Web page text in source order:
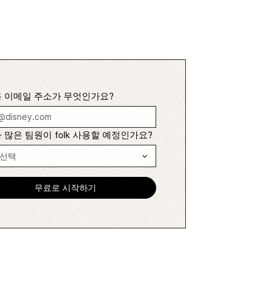
이메일 주소가 무엇인가요?
많은 팀원이 folk 사용할 예정인가요?